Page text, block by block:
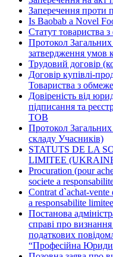
Заперечення проти
Is Baobab a Novel
Статут товариства
Протокол
затвердження умов
Трудовий договір
Договір купівлі-
Товариства з
Довіреність від
підписання та
ТОВ
Протокол
складу Учасників)
STATUTS DE LA
LIMITEE
Procuration (pour
societe a
Contrat d`achat-vente
a responsabilite limitee
Постанова
справі про
податкових
“Професійна